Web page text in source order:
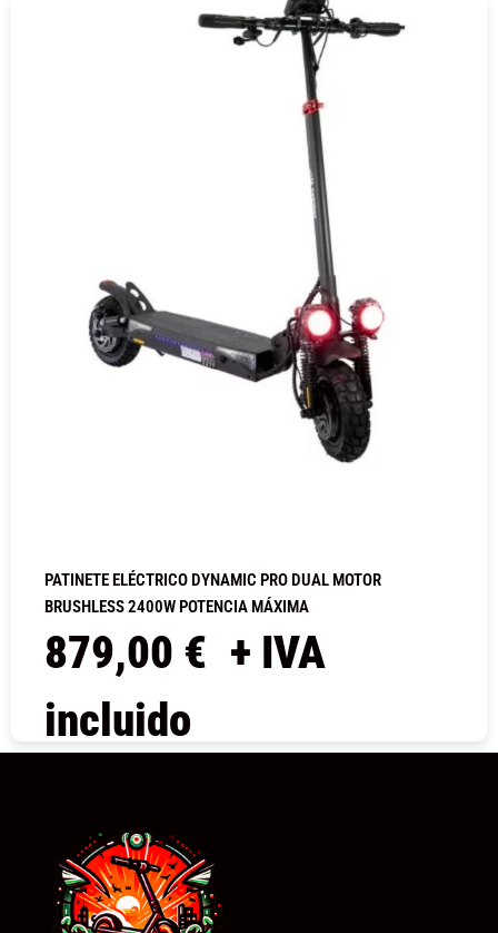
PATINETE ELÉCTRICO DYNAMIC PRO DUAL MOTOR
BRUSHLESS 2400W POTENCIA MÁXIMA
879,00 € + IVA
incluido